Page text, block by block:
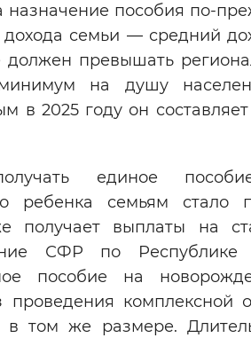
назначение пособия по-
дохода семьи — средний
должен превышать
на душу
в 2025 году он составляет
единое
ребенка семьям стало
получает выплаты на
СФР по
пособие на
проведения комплексной
в том же размере.